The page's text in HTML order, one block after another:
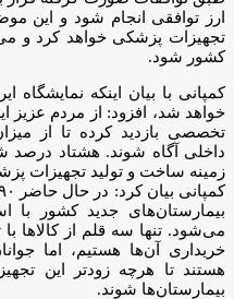
ارز توافقی انجام شود و این
تجهیزات پزشکی خواهد کرد و
کشور شود.
خواهد شد، افزود: از مردم عزیز
تخصصی بازدید کرده تا از
داخلی آگاه شوند. هشتاد درصد
زمینه ساخت و تولید تجهیزات
بیمارستان‌های جدید کشور با
می‌شود. تنها سه قلم از کالاها
خریداری آن‌ها هستیم، اما
هستند تا هرچه زودتر این
بیمارستان‌ها شوند.